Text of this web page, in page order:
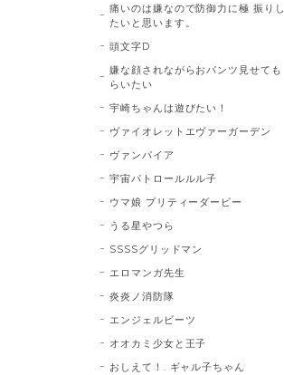
痛いのは嫌なので防御力に極 振りし
たいと思います。
頭文字D
嫌な顔されながらおパンツ見せても
らいたい
宇崎ちゃんは遊びたい！
ヴァイオレットエヴァーガーデン
ヴァンパイア
宇宙パトロールルル子
ウマ娘 プリティーダービー
うる星やつら
SSSSグリッドマン
エロマンガ先生
炎炎ノ消防隊
エンジェルビーツ
オオカミ少女と王子
おしえて！. ギャル子ちゃん